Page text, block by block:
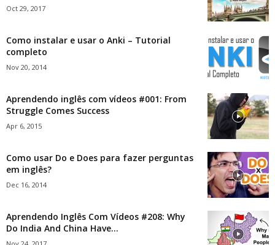
Oct 29, 2017
Como instalar e usar o Anki – Tutorial
completo
Nov 20, 2014
Aprendendo inglês com vídeos #001: From
Struggle Comes Success
Apr 6, 2015
Como usar Do e Does para fazer perguntas
em inglês?
Dec 16, 2014
Aprendendo Inglês Com Vídeos #208: Why
Do India And China Have...